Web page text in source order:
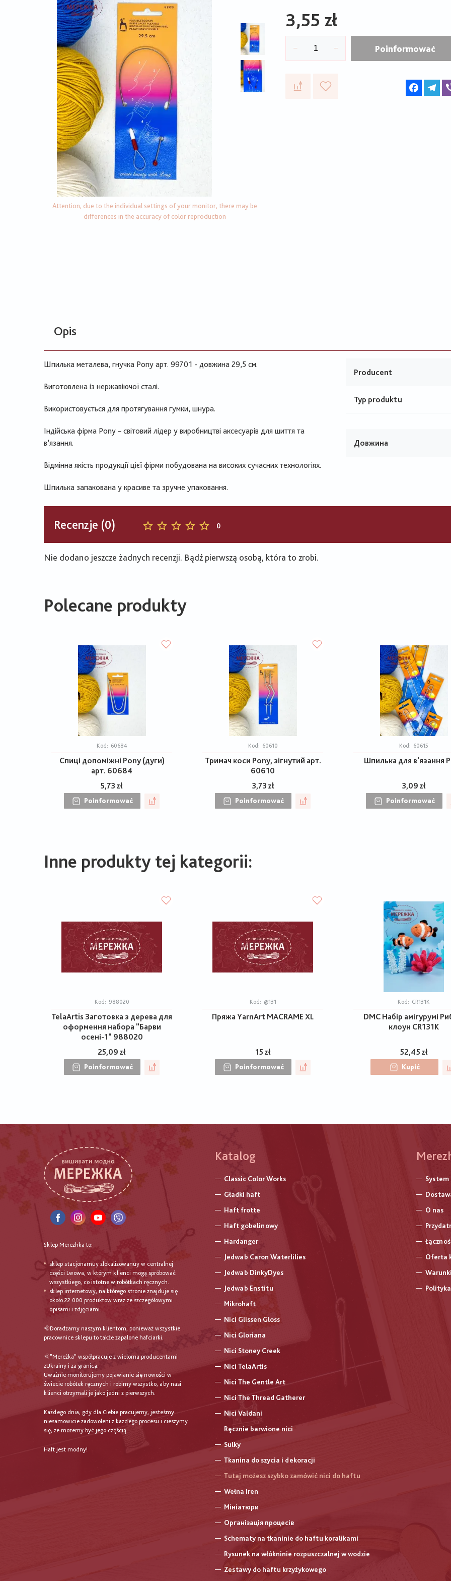
Attention, due to the individual settings of your monitor, there may be
differences in the accuracy of color reproduction
3,55 zł
Poinformować
Opis
Шпилька металева, гнучка Pony арт. 99701 - довжина 29,5 см.
Виготовлена із нержавіючої сталі.
Використовується для протягування гумки, шнура.
Індійська фірма Pony – світовий лідер у виробництві аксесуарів для шиття та
в’язання.
Відмінна якість продукції цієї фірми побудована на високих сучасних технологіях.
Шпилька запакована у красиве та зручне упаковання.
Producent
Typ produktu
Довжина
Recenzje (0) 0
Nie dodano jeszcze żadnych recenzji. Bądź pierwszą osobą, która to zrobi.
Polecane produkty
Kod: 60684
Спиці допоміжні Pony (дуги)
арт. 60684
5,73 zł
Poinformować
Kod: 60610
Тримач коси Pony, зігнутий арт.
60610
3,73 zł
Poinformować
Kod: 60615
Шпилька для в'язання
3,09 zł
Poinformować
Inne produkty tej kategorii:
Kod: 988020
TelaArtis Заготовка з дерева для
оформення набора "Барви
осені-1" 988020
25,09 zł
Poinformować
Kod: @131
Пряжа YarnArt MACRAME XL
15 zł
Poinformować
Kod: CR131K
DMC Набір амігурумі
клоун CR131K
52,45 zł
Kupić
Sklep Merezhka to:
sklep stacjonarnuy zlokalizowanuy w centralnej
części Lwowa, w którym klienci mogą spróbować
wszystkiego, co istotne w robótkach ręcznych.
sklep internetowy, na którego stronie znajduje się
około 22 000 produktów wraz ze szczegółowymi
opisami i zdjęciami.
🌞Doradzamy naszym klientom, ponieważ wszystkie
pracownice sklepu to także zapalone hafciarki.
🌞"Mereżka" współpracuje z wieloma producentami
zUkrainy i za granicą.
Uważnie monitorujemy pojawianie się nowości w
świecie robótek ręcznych i robimy wszystko, aby nasi
klienci otrzymali je jako jedni z pierwszych.
Każdego dnia, gdy dla Ciebie pracujemy, jesteśmy
niesamowicie zadowoleni z każdego procesu i cieszymy
się, że możemy być jego częścią.
Haft jest modny!
Katalog
Classic Color Works
Gładki haft
Haft frotte
Haft gobelinowy
Hardanger
Jedwab Caron Waterlilies
Jedwab DinkyDyes
Jedwab Enstitu
Mikrohaft
Nici Glissen Gloss
Nici Gloriana
Nici Stoney Creek
Nici TelaArtis
Nici The Gentle Art
Nici The Thread Gatherer
Nici Valdani
Ręcznie barwione nici
Sulky
Tkanina do szycia i dekoracji
Tutaj możesz szybko zamówić nici do haftu
Wełna Iren
Мініатюри
Організація процесів
Schematy na tkaninie do haftu koralikami
Rysunek na włókninie rozpuszczalnej w wodzie
Zestawy do haftu krzyżykowego
Меню
System
O nas
Oferta